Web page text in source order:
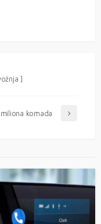
]
komada